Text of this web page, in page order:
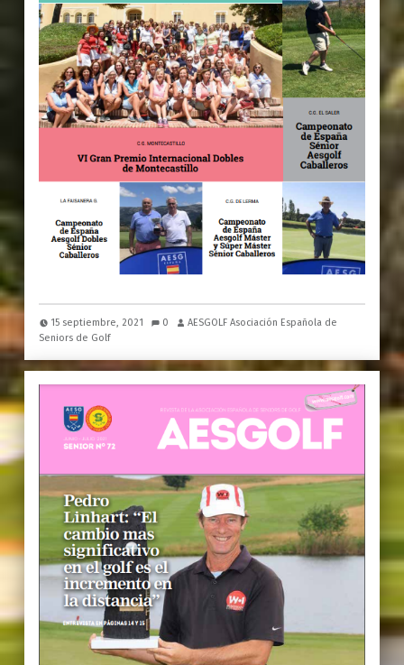
15 septiembre, 2021 0
AESGOLF Asociación Española de
Seniors de Golf